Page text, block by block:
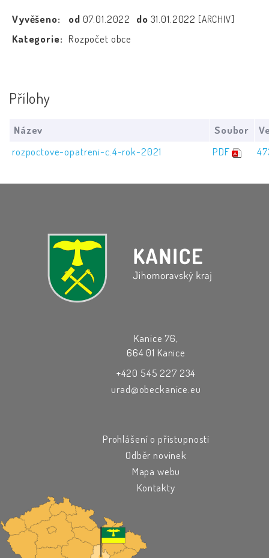
Vyvěšeno: od 07.01.2022 do 31.01.2022 [ARCHIV]
Kategorie: Rozpočet obce
Přílohy
Název Soubor
rozpoctove-opatreni-c.4-rok-2021
PDF
Kanice 76,
664 01 Kanice
+420 545 227 234
urad@obeckanice.eu
Prohlášení o přístupnosti
Odběr novinek
Mapa webu
Kontakty